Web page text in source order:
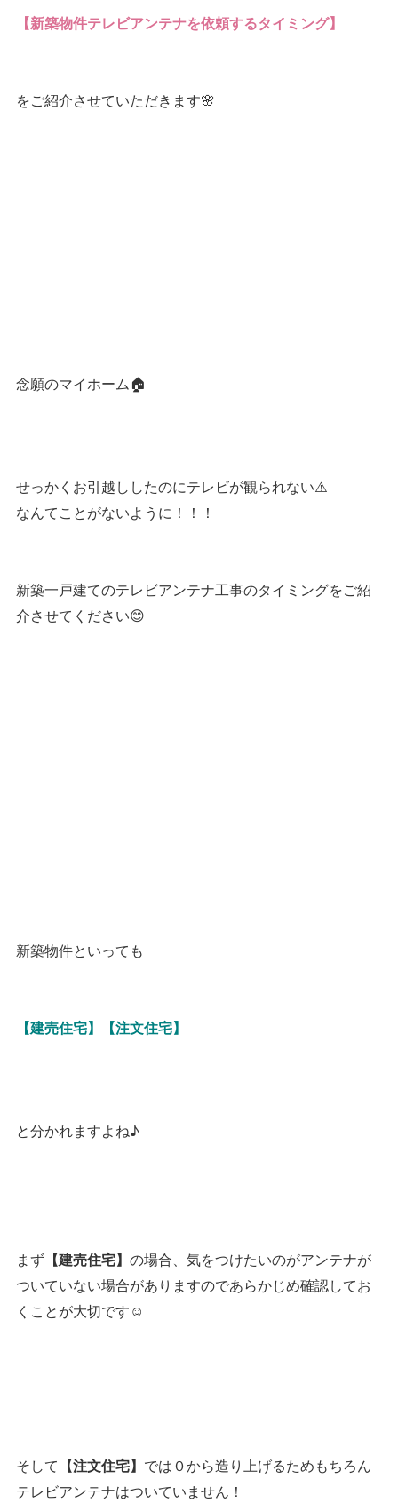
【新築物件テレビアンテナを依頼するタイミング】
をご紹介させていただきます🌸
念願のマイホーム🏠
せっかくお引越ししたのにテレビが観られない⚠️
なんてことがないように！！！
新築一戸建てのテレビアンテナ工事のタイミングをご紹
介させてください😊
新築物件といっても
【建売住宅】【注文住宅】
と分かれますよね♪
まず【建売住宅】 の場合、気をつけたいのがアンテナが
ついていない場合がありますのであらかじめ確認してお
くことが大切です☺️
そして 【注文住宅】 では０から造り上げるためもちろん
テレビアンテナはついていません！